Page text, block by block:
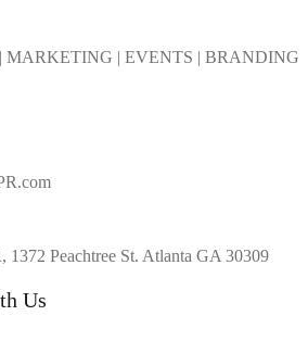
MARKETING | EVENTS | BRANDING
1372 Peachtree St. Atlanta GA 30309
Us